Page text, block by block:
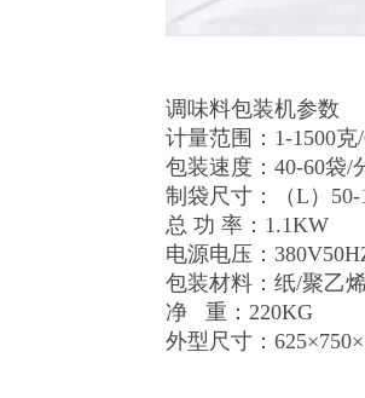
调味料包装机参数
计量范围：1-1500克
包装速度：40-60袋/
制袋尺寸：（L）50-
总 功 率：1.1KW
电源电压：
包装材料：纸/聚乙
净 重：220KG
外型尺寸：